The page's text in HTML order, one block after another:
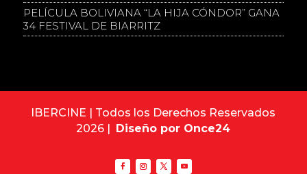
PELÍCULA BOLIVIANA “LA HIJA CÓNDOR” GANA
34 FESTIVAL DE BIARRITZ
IBERCINE | Todos los Derechos Reservados
2026 | Diseño por Once24